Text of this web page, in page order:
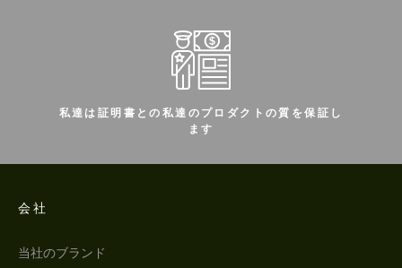
私達は証明書との私達のプロダクトの質を保証し
ます
会社
当社のブランド